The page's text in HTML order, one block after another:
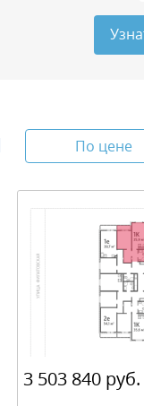
По цене
3 503 840 руб.